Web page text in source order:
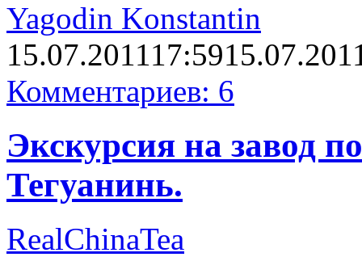
Yagodin Konstantin
15.07.201117:59
Комментариев: 6
Экскурсия на завод
Тегуанинь.
RealChinaTea